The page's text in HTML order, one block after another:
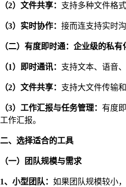
（2）文件共享： 支持多种文件格
（3）实时协作： 接而连支持实时
（二）有度即时通：企业级的私有
（1）即时通讯： 支持文本、语音
（2）文件共享： 支持大文件传输
（3）工作汇报与任务管理： 有度
工作汇报。
二、选择适合的工具
（一）团队规模与需求
1、小型团队： 如果团队规模较小